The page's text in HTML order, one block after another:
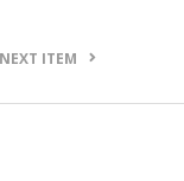
NEXT ITEM